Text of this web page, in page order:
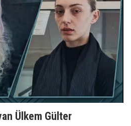
Ülkem Gülter